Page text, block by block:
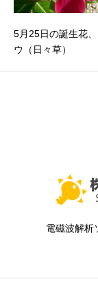
5月25日の誕生花
ウ（日々草）
電磁波解析